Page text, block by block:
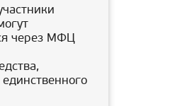
через МФЦ